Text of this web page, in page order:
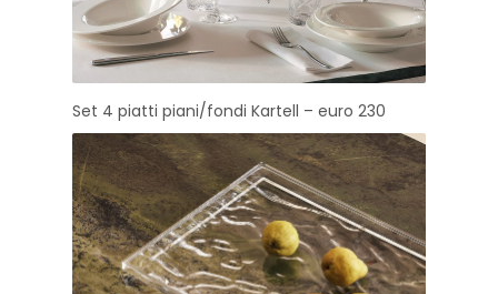
Set 4 piatti piani/fondi Kartell – euro 230